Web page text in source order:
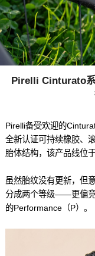
Pirelli Cinturato
Pirelli备受欢迎的
全新认证可持续橡胶、
胎体结构，该产品线位
虽然胎纹没有更新，但
分成两个等级——更偏
的Performance（P）。